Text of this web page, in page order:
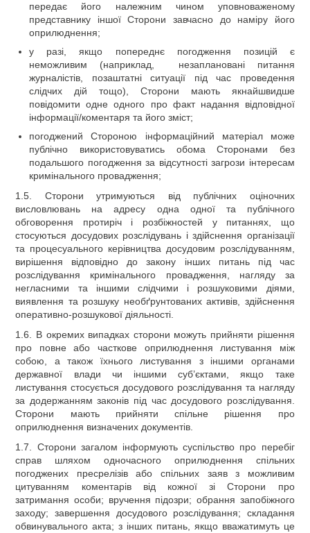
передає його належним чином уповноваженому
представнику іншої Сторони завчасно до наміру його
оприлюднення;
у разі, якщо попереднє погодження позицій є
неможливим (наприклад, незаплановані питання
журналістів, позаштатні ситуації під час проведення
слідчих дій тощо), Сторони мають якнайшвидше
повідомити одне одного про факт надання відповідної
інформації/коментаря та його зміст;
погоджений Стороною інформаційний матеріал може
публічно використовуватись обома Сторонами без
подальшого погодження за відсутності загрози інтересам
кримінального провадження;
1.5. Сторони утримуються від публічних оціночних
висловлювань на адресу одна одної та публічного
обговорення протиріч і розбіжностей у питаннях, що
стосуються досудових розслідувань і здійснення організації
та процесуального керівництва досудовим розслідуванням,
вирішення відповідно до закону інших питань під час
розслідування кримінального провадження, нагляду за
негласними та іншими слідчими і розшуковими діями,
виявлення та розшуку необґрунтованих активів, здійснення
оперативно-розшукової діяльності.
1.6. В окремих випадках сторони можуть прийняти рішення
про повне або часткове оприлюднення листування між
собою, а також їхнього листування з іншими органами
державної влади чи іншими суб’єктами, якщо таке
листування стосується досудового розслідування та нагляду
за додержанням законів під час досудового розслідування.
Сторони мають прийняти спільне рішення про
оприлюднення визначених документів.
1.7. Сторони загалом інформують суспільство про перебіг
справ шляхом одночасного оприлюднення спільних
погоджених пресрелізів або спільних заяв з можливим
цитуванням коментарів від кожної зі Сторони про
затримання особи; вручення підозри; обрання запобіжного
заходу; завершення досудового розслідування; складання
обвинувального акта; з інших питань, якщо вважатимуть це